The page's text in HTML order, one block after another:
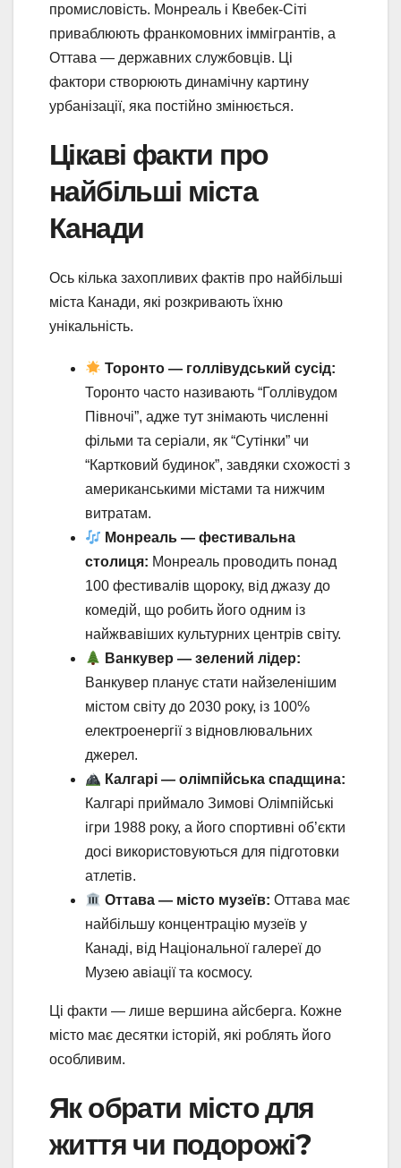
промисловість. Монреаль і Квебек-Сіті
приваблюють франкомовних іммігрантів, а
Оттава — державних службовців. Ці
фактори створюють динамічну картину
урбанізації, яка постійно змінюється.
Цікаві факти про
найбільші міста
Канади
Ось кілька захопливих фактів про найбільші
міста Канади, які розкривають їхню
унікальність.
Торонто — голлівудський сусід:
Торонто часто називають “Голлівудом
Півночі”, адже тут знімають численні
фільми та серіали, як “Сутінки” чи
“Картковий будинок”, завдяки схожості з
американськими містами та нижчим
витратам.
Монреаль — фестивальна
столиця: Монреаль проводить понад
100 фестивалів щороку, від джазу до
комедій, що робить його одним із
найжвавіших культурних центрів світу.
Ванкувер — зелений лідер:
Ванкувер планує стати найзеленішим
містом світу до 2030 року, із 100%
електроенергії з відновлювальних
джерел.
Калгарі — олімпійська спадщина:
Калгарі приймало Зимові Олімпійські
ігри 1988 року, а його спортивні об’єкти
досі використовуються для підготовки
атлетів.
Оттава — місто музеїв: Оттава має
найбільшу концентрацію музеїв у
Канаді, від Національної галереї до
Музею авіації та космосу.
Ці факти — лише вершина айсберга. Кожне
місто має десятки історій, які роблять його
особливим.
Як обрати місто для
життя чи подорожі?